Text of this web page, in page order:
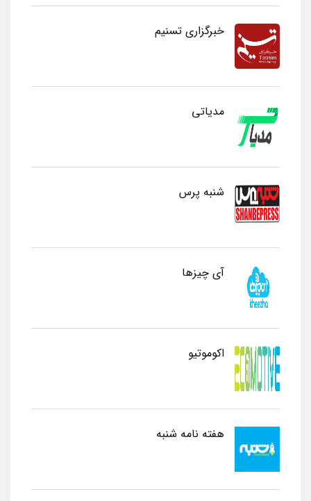
خبرگزاری تسنیم
مدیاتی
شنبه پرس
آی چیزها
اکوموتیو
هفته نامه شنبه